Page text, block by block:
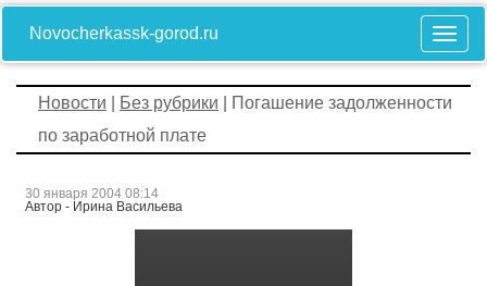
Novocherkassk-gorod.ru
Новости Без рубрики | Погашение задолженности
по заработной плате
30 января 2004 08:14
Автор - Ирина Васильева